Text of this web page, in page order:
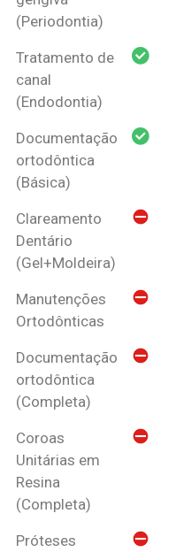
(Periodontia)
Tratamento de
canal
(Endodontia)
Documentação
ortodôntica
(Básica)
Clareamento
Dentário
(Gel+Moldeira)
Manutenções
Ortodônticas
Documentação
ortodôntica
(Completa)
Coroas
Unitárias em
Resina
(Completa)
Próteses